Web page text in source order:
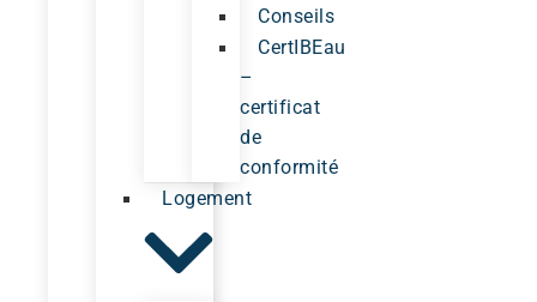
Conseils
CertIBEau
–
certificat
de
conformité
Logement